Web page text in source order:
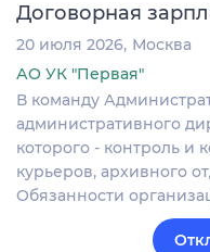
Договорная
20 июля 2026 Москва
АО УК "Первая"
В команду
административного
которого - контроль и
курьеров, архивного
Обязанности